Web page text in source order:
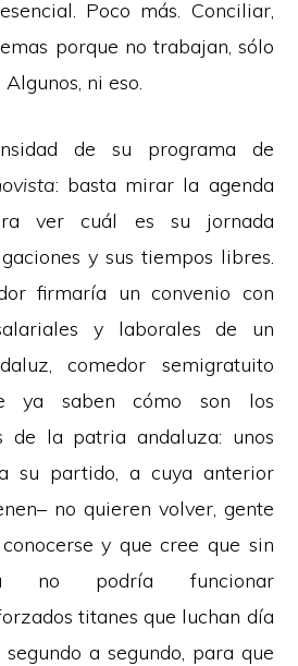
Poco más. Conciliar,
porque no trabajan, sólo
ni eso.
de su programa de
: basta mirar la agenda
ver cuál es su jornada
y sus tiempos libres.
firmaría un convenio con
y laborales de un
comedor semigratuito
ya saben cómo son los
de la patria andaluza: unos
su partido, a cuya anterior
no quieren volver, gente
y que cree que sin
no podría funcionar
titanes que luchan día
a segundo, para que